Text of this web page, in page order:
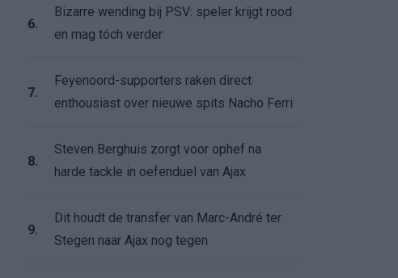
6.
Bizarre wending bij PSV: speler krijgt rood
en mag tóch verder
7.
Feyenoord-supporters raken direct
enthousiast over nieuwe spits Nacho Ferri
8.
Steven Berghuis zorgt voor ophef na
harde tackle in oefenduel van Ajax
9.
Dit houdt de transfer van Marc-André ter
Stegen naar Ajax nog tegen